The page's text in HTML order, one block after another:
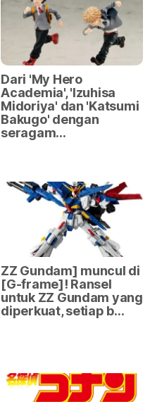
Dari 'My Hero
Academia', 'Izuhisa
Midoriya' dan 'Katsumi
Bakugo' dengan
seragam…
ZZ Gundam] muncul di
[G-frame]! Ransel
untuk ZZ Gundam yang
diperkuat, setiap b…